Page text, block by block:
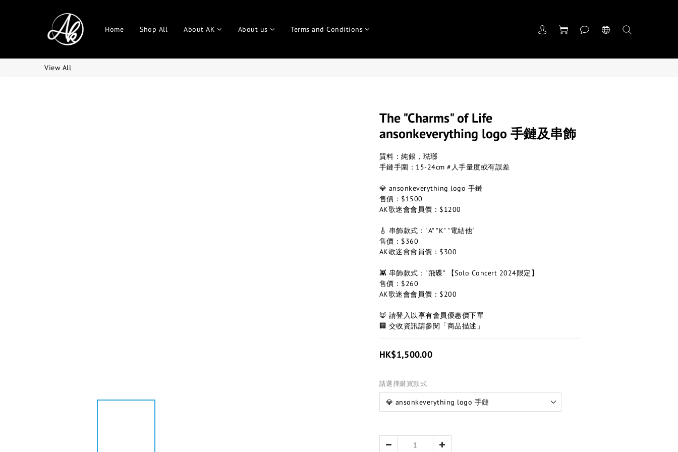
Home Shop All About AK About us Terms and Conditions
View All
The "Charms" of Life
ansonkeverything logo 手鏈及串飾
質料：純銀，琺瑯
手鏈手圍：15-24cm #人手量度或有誤差
💎 ansonkeverything logo 手鏈
售價：$1500
AK歌迷會會員價：$1200
🎸 串飾款式："A" "K" "電結他"
售價：$360
AK歌迷會會員價：$300
👾 串飾款式："飛碟" 【Solo Concert 2024限定】
售價：$260
AK歌迷會會員價：$200
🦊 請登入以享有會員優惠價下單
🏢 交收資訊請參閱「商品描述」
HK$1,500.00
請選擇購買款式